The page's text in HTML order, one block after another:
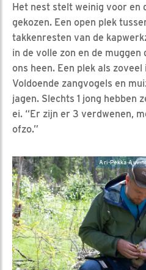
Het nest stelt weinig voor en
gekozen. Een open plek
takkenresten van de
in de volle zon en de muggen
ons heen. Een plek als
Voldoende zangvogels en
jagen. Slechts 1 jong hebben
ei. “Er zijn er 3 verdwenen,
ofzo.”
Ari-Pekka